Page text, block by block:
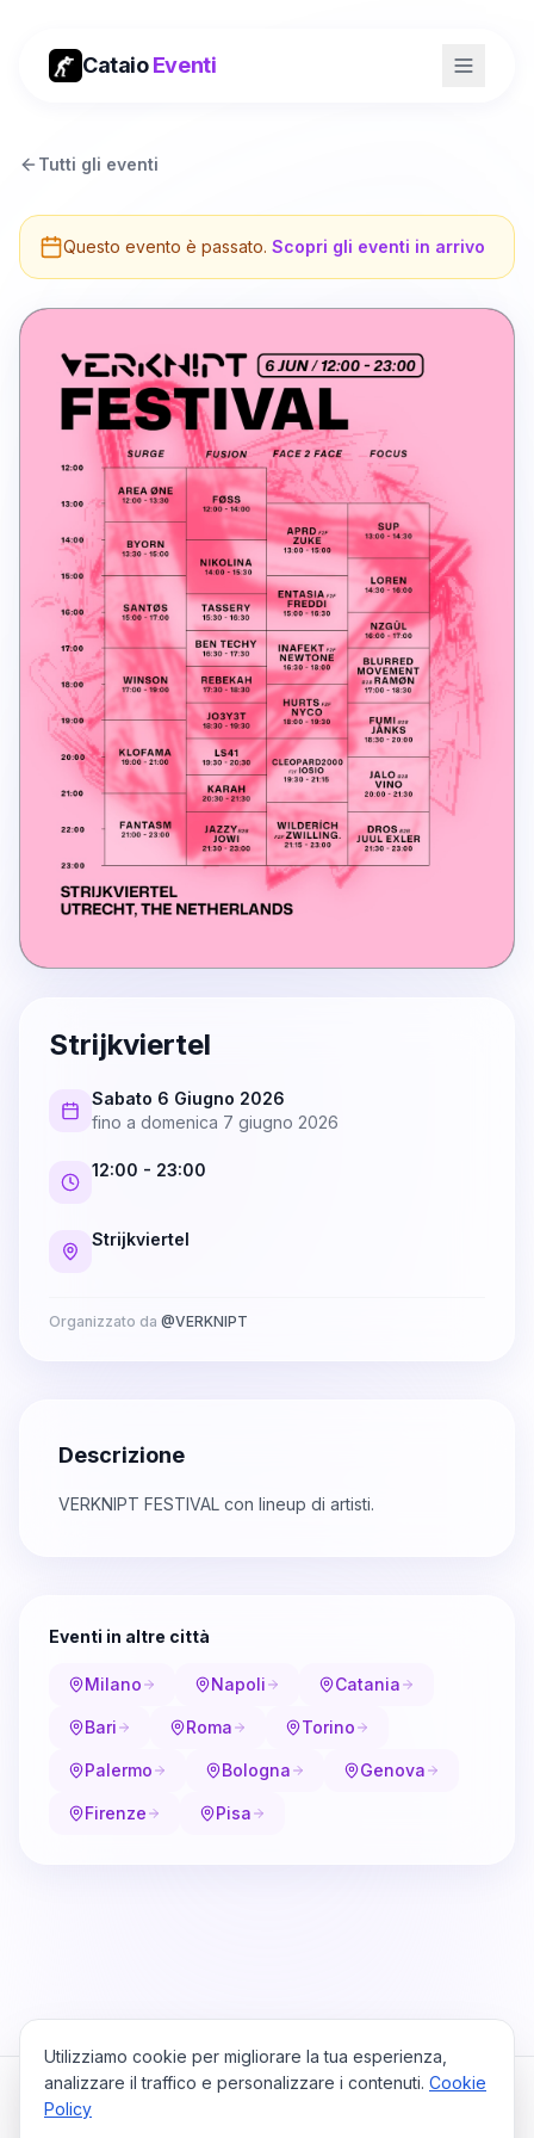
CataioEventi
Tutti gli eventi
Questo evento è passato. Scopri gli eventi in arrivo
Strijkviertel
Sabato 6 Giugno 2026
fino a domenica 7 giugno 2026
12:00 - 23:00
Strijkviertel
Organizzato da @VERKNIPT
Descrizione
VERKNIPT FESTIVAL con lineup di artisti.
Eventi in altre città
Milano Napoli Catania
Bari Roma Torino
Palermo Bologna Genova
Firenze Pisa
Utilizziamo cookie per migliorare la tua esperienza,
analizzare il traffico e personalizzare i contenuti. Cookie
Policy